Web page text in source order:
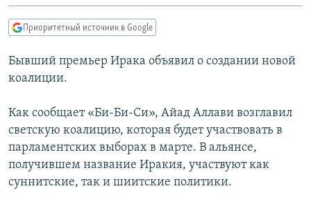
Вернутся
навигации
Вернутся
поиску
КУЛЬТУРА
IDEL.РЕАЛИИ
КАВКАЗ.РЕАЛИИ
СЕВЕР.РЕАЛИИ
СИБИРЬ.РЕАЛИИ
РАСПИСАНИЕ ВЕЩАНИЯ
ПОДПИШИТЕСЬ НА РАССЫЛКУ
Приоритетный источник в Google
Бывший премьер Ирака объявил о создании новой
коалиции.
Как сообщает «Би-Би-Си», Айад Аллави возглавил
светскую коалицию, которая будет участвовать в
парламентских выборах в марте. В альянсе,
получившем название Иракия, участвуют как
суннитские, так и шиитские политики.